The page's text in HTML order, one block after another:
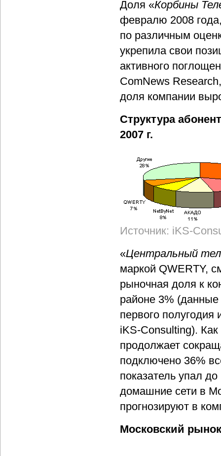
Доля «Корбины
февралю 2008
по различным
укрепила свои
активного
ComNews
доля компании
Структура
2007 г.
Источник: iKS-
«Центральный
маркой QWERTY,
рыночная доля к
районе 3% (данные
первого
iKS-Consulting).
продолжает
подключено 36%
показатель упал
домашние сети в
прогнозируют в
Московский